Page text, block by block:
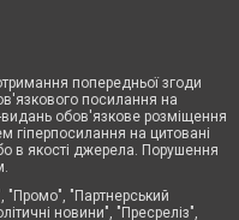
попередньої згоди
посилання на
видань обов'язкове розміщення
гіперпосилання на цитовані
в якості джерела. Порушення
"Промо", "Партнерський
новини", "Пресреліз",